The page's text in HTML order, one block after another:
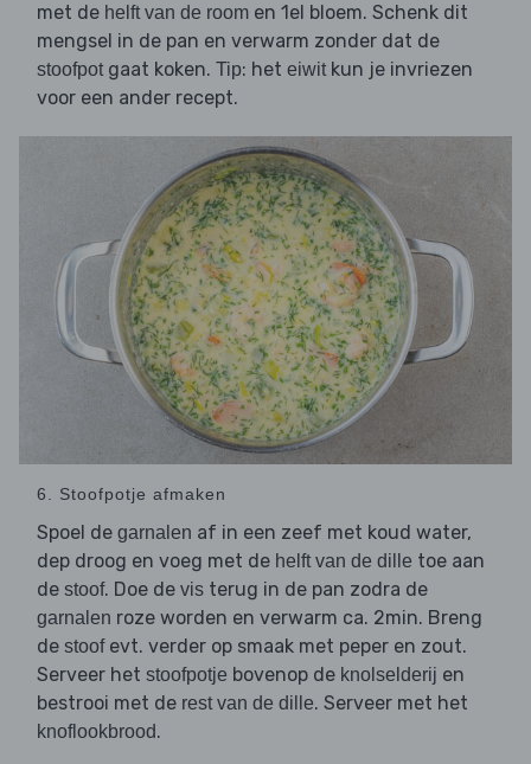
met de helft van de room en 1el bloem. Schenk dit
mengsel in de pan en verwarm zonder dat de
stoofpotgaat koken. Tip: het eiwitkun je invriezen
voor een ander recept.
6. Stoofpotje afmaken
Spoel de garnalen af in een zeef met koud water,
dep droog en voeg met de helft van de dille toe aan
de stoof. Doe de vis terug in de pan zodra de
garnalen roze worden en verwarm ca. 2min. Breng
de stoofevt. verder op smaak met peper en zout.
Serveer het stoofpotje bovenop de knolselderij en
bestrooi met de rest van de dille. Serveer met het
knoflookbrood.